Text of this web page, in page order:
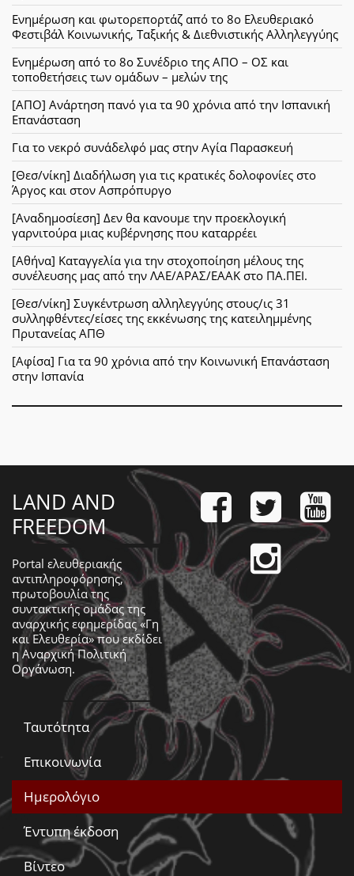
Ενημέρωση και φωτορεπορτάζ από το 8ο Ελευθεριακό
Φεστιβάλ Κοινωνικής, Ταξικής & Διεθνιστικής Αλληλεγγύης
Ενημέρωση από το 8ο Συνέδριο της ΑΠΟ – ΟΣ και
τοποθετήσεις των ομάδων – μελών της
[ΑΠΟ] Ανάρτηση πανό για τα 90 χρόνια από την Ισπανική
Επανάσταση
Για το νεκρό συνάδελφό μας στην Αγία Παρασκευή
[Θεσ/νίκη] Διαδήλωση για τις κρατικές δολοφονίες στο
Άργος και στον Ασπρόπυργο
[Αναδημοσίεση] Δεν θα κανουμε την προεκλογική
γαρνιτούρα μιας κυβέρνησης που καταρρέει
[Αθήνα] Καταγγελία για την στοχοποίηση μέλους της
συνέλευσης μας από την ΛΑΕ/ΑΡΑΣ/ΕΑΑΚ στο ΠΑ.ΠΕΙ.
[Θεσ/νίκη] Συγκέντρωση αλληλεγγύης στους/ις 31
συλληφθέντες/είσες της εκκένωσης της κατειλημμένης
Πρυτανείας ΑΠΘ
[Αφίσα] Για τα 90 χρόνια από την Κοινωνική Επανάσταση
στην Ισπανία
LAND AND
FREEDOM
Portal ελευθεριακής
αντιπληροφόρησης,
πρωτοβουλία της
συντακτικής ομάδας της
αναρχικής εφημερίδας «Γη
και Ελευθερία» που εκδίδει
ηΑναρχική Πολιτική
Οργάνωση.
Ταυτότητα
Επικοινωνία
Ημερολόγιο
Έντυπη έκδοση
Βίντεο